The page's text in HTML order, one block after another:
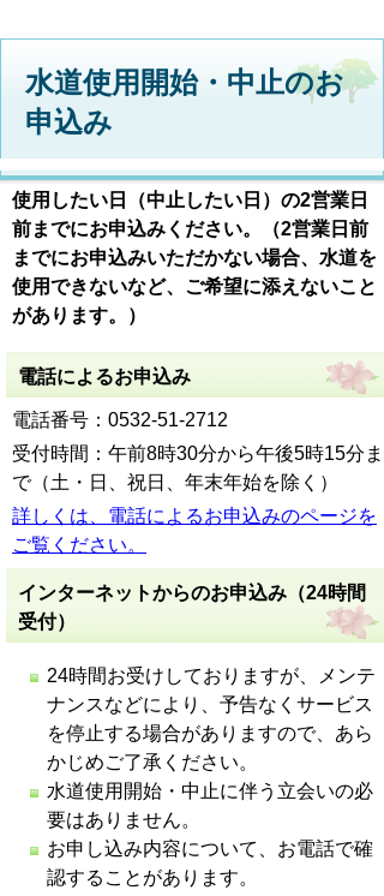
水道使用開始・中止のお
申込み
使用したい日（中止したい日）の2営業日
前までにお申込みください。（2営業日前
までにお申込みいただかない場合、水道を
使用できないなど、ご希望に添えないこと
があります。）
電話によるお申込み
電話番号：0532-51-2712
受付時間：午前8時30分から午後5時15分ま
で（土・日、祝日、年末年始を除く）
詳しくは、電話によるお申込みのページを
ご覧ください。
インターネットからのお申込み（24時間
受付）
24時間お受けしておりますが、メンテ
ナンスなどにより、予告なくサービス
を停止する場合がありますので、あら
かじめご了承ください。
水道使用開始・中止に伴う立会いの必
要はありません。
お申し込み内容について、お電話で確
認することがあります。